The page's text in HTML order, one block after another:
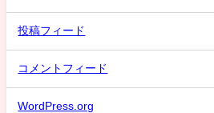
投稿フィード
コメントフィード
WordPress.org